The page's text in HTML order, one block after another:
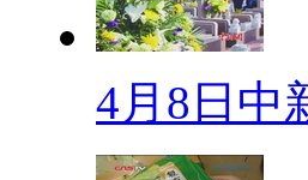
用生命追剧
近日,苏州一出
寓》，期间处
4月8日中